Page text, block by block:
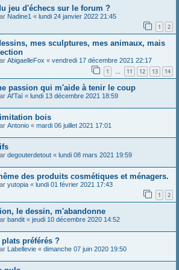
jeu d'échecs sur le forum ?
Nadine1 « lundi 24 janvier 2022 21:45
1 2
mes sculptures, mes animaux, mais
AbigaelleFox « vendredi 17 décembre 2021 22:17
1 … 11 12 13 14
passion qui m'aide à tenir le coup
Al'Taï « lundi 13 décembre 2021 18:59
bois
Antonio « mardi 06 juillet 2021 17:01
degouterdetout « lundi 08 mars 2021 19:59
des produits cosmétiques et ménagers.
yutopia « lundi 01 février 2021 17:43
1 2
le dessin, m'abandonne
bandit « jeudi 10 décembre 2020 14:52
préférés ?
Labellevie « dimanche 07 juin 2020 19:50